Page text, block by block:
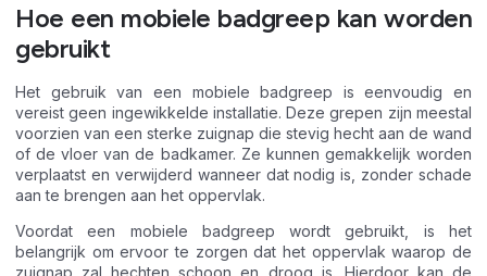
Hoe een mobiele badgreep kan worden
gebruikt
Het gebruik van een mobiele badgreep is eenvoudig en
vereist geen ingewikkelde installatie. Deze grepen zijn meestal
voorzien van een sterke zuignap die stevig hecht aan de wand
of de vloer van de badkamer. Ze kunnen gemakkelijk worden
verplaatst en verwijderd wanneer dat nodig is, zonder schade
aan te brengen aan het oppervlak.
Voordat een mobiele badgreep wordt gebruikt, is het
belangrijk om ervoor te zorgen dat het oppervlak waarop de
zuignap zal hechten schoon en droog is. Hierdoor kan de